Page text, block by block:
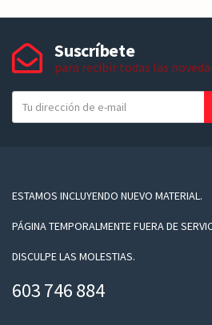
Suscríbete
para recibir todas las
u
a
l
ESTAMOS INCLUYENDO NUEVO MATERIAL.
PÁGINA TEMPORALMENTE FUERA DE
DISCULPE LAS MOLESTIAS.
603 746 884